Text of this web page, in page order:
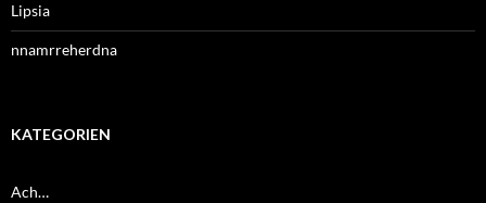
Lipsia
nnamrreherdna
KATEGORIEN
Ach…